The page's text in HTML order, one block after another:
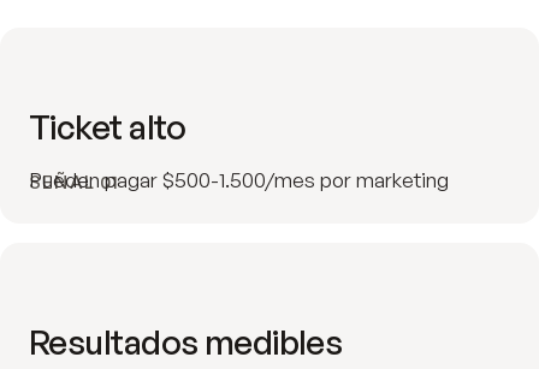
SEÑAL 01
Ticket alto
Pueden pagar $500-1.500/mes por marketing
Resultados medibles